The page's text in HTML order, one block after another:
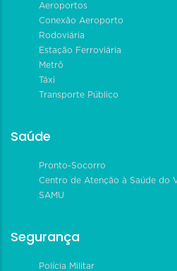
Aeroportos
Conexão Aeroporto
Rodoviária
Estação Ferroviária
Metrô
Táxi
Transporte Público
Saúde
Pronto-Socorro
Centro de Atenção à Saúde do
SAMU
Segurança
Polícia Militar